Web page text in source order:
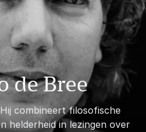
de Bree
combineert filosofische
helderheid in lezingen over